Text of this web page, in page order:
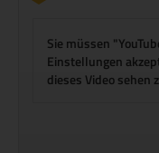
Sie müssen
Einstellungen
dieses Video sehen